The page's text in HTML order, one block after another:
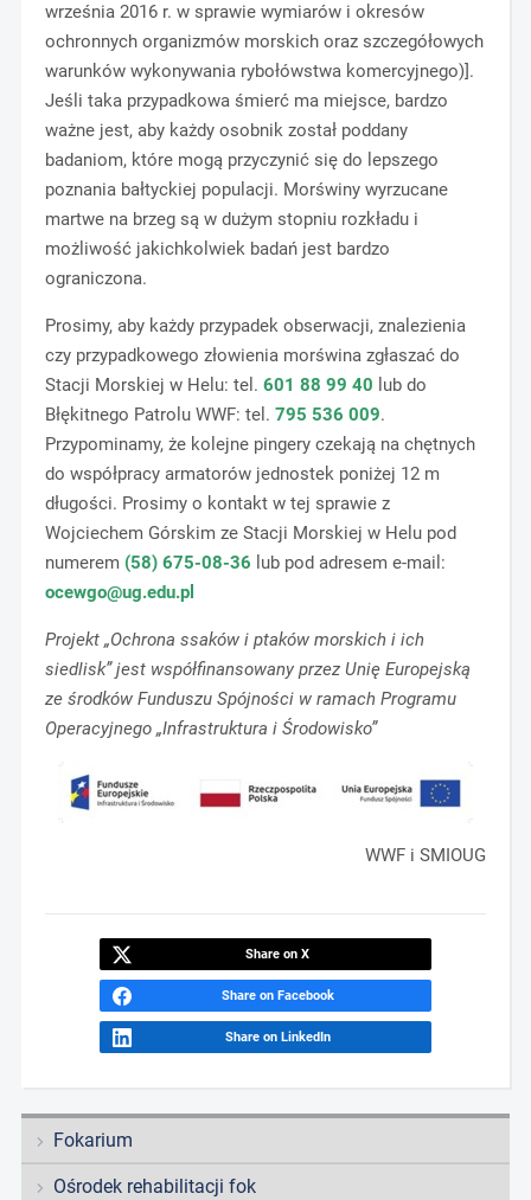
Fokarium
Ośrodek rehabilitacji fok
września 2016 r. w sprawie wymiarów i okresów
ochronnych organizmów morskich oraz szczegółowych
warunków wykonywania rybołówstwa komercyjnego)].
Jeśli taka przypadkowa śmierć ma miejsce, bardzo
ważne jest, aby każdy osobnik został poddany
badaniom, które mogą przyczynić się do lepszego
poznania bałtyckiej populacji. Morświny wyrzucane
martwe na brzeg są w dużym stopniu rozkładu i
możliwość jakichkolwiek badań jest bardzo
ograniczona.
Prosimy, aby każdy przypadek obserwacji, znalezienia
czy przypadkowego złowienia morświna zgłaszać do
Stacji Morskiej w Helu: tel. 601 88 99 40 lub do
Błękitnego Patrolu WWF: tel. 795 536 009.
Przypominamy, że kolejne pingery czekają na chętnych
do współpracy armatorów jednostek poniżej 12 m
długości. Prosimy o kontakt w tej sprawie z
Wojciechem Górskim ze Stacji Morskiej w Helu pod
numerem (58) 675-08-36 lub pod adresem e-mail:
ocewgo@ug.edu.pl
Projekt „Ochrona ssaków i ptaków morskich i ich
siedlisk” jest współfinansowany przez Unię Europejską
ze środków Funduszu Spójności w ramach Programu
Operacyjnego „Infrastruktura i Środowisko”
WWF i SMIOUG
Share on X
Share on Facebook
Share on LinkedIn